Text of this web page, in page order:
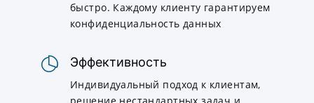
быстро. Каждому клиенту гарантируем
конфиденциальность данных
Эффективность
Индивидуальный подход к клиентам,